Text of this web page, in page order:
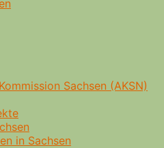
Sachsen (AKSN)
in Sachsen